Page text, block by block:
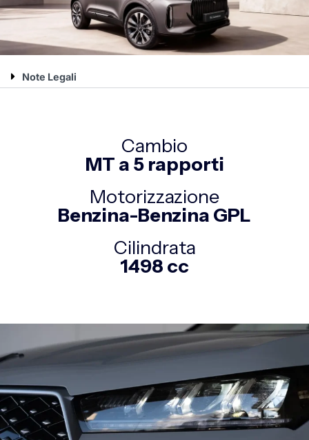
Note Legali
Cambio
MT a 5 rapporti
Motorizzazione
Benzina-Benzina GPL
Cilindrata
1498 cc